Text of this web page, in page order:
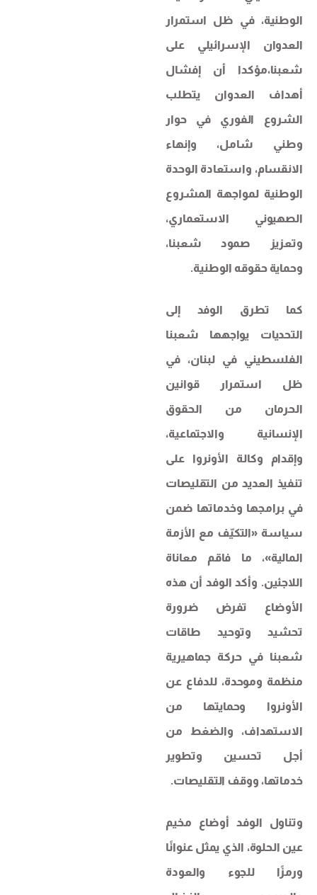
الوطنية، في ظل استمرار
العدوان الإسرائيلي على
شعبنا،مؤكدا أن إفشال
أهداف العدوان يتطلب
الشروع الفوري في حوار
وطني شامل، وإنهاء
الانقسام، واستعادة الوحدة
الوطنية لمواجهة المشروع
الصهيوني الاستعماري،
وتعزيز صمود شعبنا،
وحماية حقوقه الوطنية.
كما تطرق الوفد إلى
التحديات يواجهها شعبنا
الفلسطيني في لبنان، في
ظل استمرار قوانين
الحرمان من الحقوق
الإنسانية والاجتماعية،
وإقدام وكالة الأونروا على
تنفيذ العديد من التقليصات
في برامجها وخدماتها ضمن
سياسة «التكيّف مع الأزمة
المالية»، ما فاقم معاناة
اللاجئين. وأكد الوفد أن هذه
الأوضاع تفرض ضرورة
تحشيد وتوحيد طاقات
شعبنا في حركة جماهيرية
منظمة وموحدة، للدفاع عن
الأونروا وحمايتها من
الاستهداف، والضغط من
أجل تحسين وتطوير
خدماتها، ووقف التقليصات.
وتناول الوفد أوضاع مخيم
عين الحلوة، الذي يمثل عنوانًا
ورمزًا للجوء والعودة